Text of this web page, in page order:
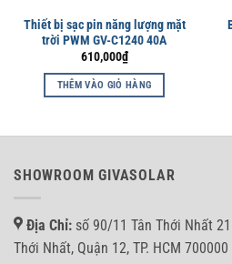
Thiết bị sạc pin năng lượng mặt
trời PWM GV-C1240 40A
610,000₫
THÊM VÀO GIỎ HÀNG
SHOWROOM GIVASOLAR
Địa Chỉ: số 90/11 Tân Thới Nhất
Thới Nhất, Quận 12, TP. HCM 700000